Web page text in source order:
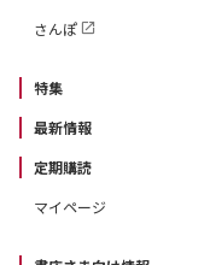
さんぽ
特集
最新情報
定期購読
マイページ